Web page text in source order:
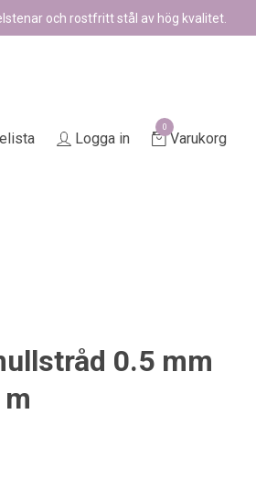
och rostfritt stål av hög kvalitet.
Logga in
0
Varukorg
0.5 mm